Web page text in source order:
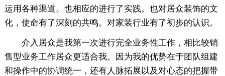
运用各种渠道。也相应的进行了实践。也对居众装饰的文
化，使命有了深刻的共鸣。对家装行业有了初步的认识。
介入居众是我第一次进行完全业务性工作，相比较销
售型业务工作居众更适合我。因为我的优势在于团队组建
和操作中的协调统一，还有人脉拓展以及对心态的把握带